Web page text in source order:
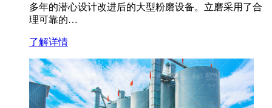
多年的潜心设计改进后的大型粉磨设备。立磨采用了合
理可靠的…
了解详情